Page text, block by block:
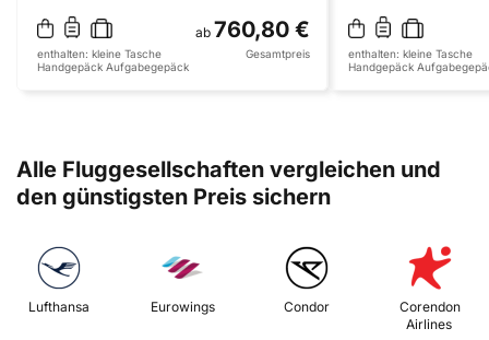
ab 760,80 €
enthalten: kleine Tasche
Handgepäck Aufgabegepäck
Gesamtpreis enthalten: kleine Tasche
Handgepäck
Alle Fluggesellschaften vergleichen und
den günstigsten Preis sichern
Lufthansa Eurowings Condor
Corendon
Airlines